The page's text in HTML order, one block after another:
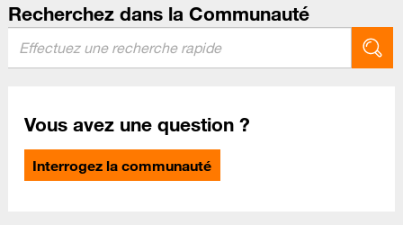
Recherchez dans la Communauté
Vous avez une question ?
Interrogez la communauté